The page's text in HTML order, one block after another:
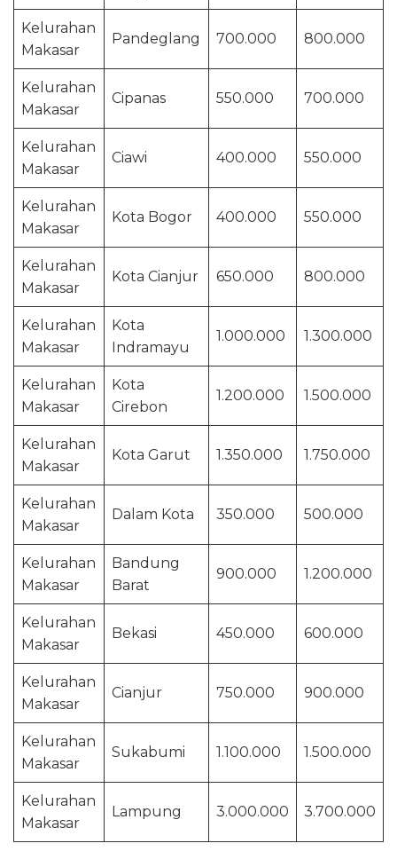
Kelurahan
Makasar
Pandeglang 700.000 800.000
Kelurahan
Makasar
Cipanas 550.000 700.000
Kelurahan
Makasar
Ciawi 400.000 550.000
Kelurahan
Makasar
Kota Bogor 400.000 550.000
Kelurahan
Makasar
Kota Cianjur 650.000 800.000
Kelurahan
Makasar
Kota
Indramayu
1.000.000 1.300.000
Kelurahan
Makasar
Kota
Cirebon
1.200.000 1.500.000
Kelurahan
Makasar
Kota Garut 1.350.000 1.750.000
Kelurahan
Makasar
Dalam Kota 350.000 500.000
Kelurahan
Makasar
Bandung
Barat
900.000 1.200.000
Kelurahan
Makasar
Bekasi 450.000 600.000
Kelurahan
Makasar
Cianjur 750.000 900.000
Kelurahan
Makasar
Sukabumi 1.100.000 1.500.000
Kelurahan
Makasar
Lampung 3.000.000 3.700.000